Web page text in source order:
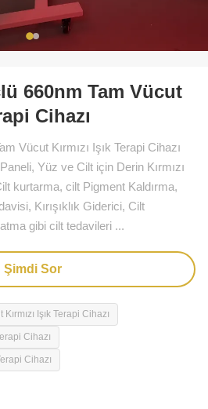
660nm Tam Vücut
Cihazı
Vücut Kırmızı Işık Terapi Cihazı
Yüz ve Cilt için Derin Kırmızı
kurtarma, cilt Pigment Kaldırma,
Kırışıklık Giderici, Cilt
gibi cilt tedavileri ...
Şimdi Sor
Işık Terapi Cihazı
Cihazı
Cihazı